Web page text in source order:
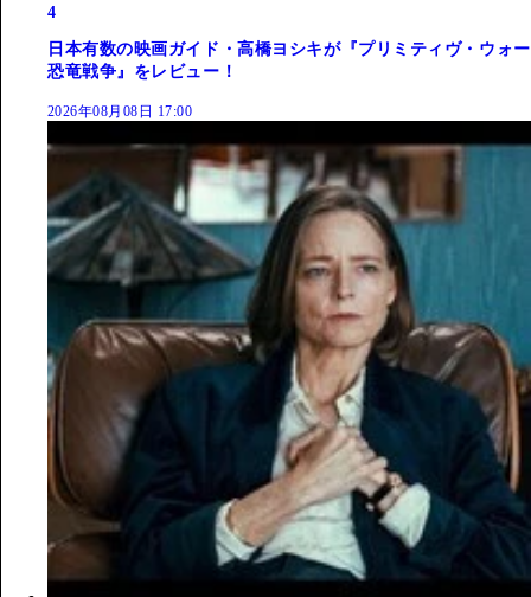
4
日本有数の映画ガイド・高橋ヨシキが『プリミティヴ・ウォー
恐竜戦争』をレビュー！
2026年08月08日 17:00